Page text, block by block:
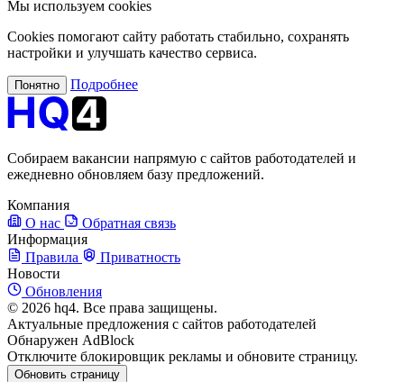
Мы используем cookies
Cookies помогают сайту работать стабильно, сохранять
настройки и улучшать качество сервиса.
Понятно Подробнее
Собираем вакансии напрямую с сайтов работодателей и
ежедневно обновляем базу предложений.
Компания
О нас
Обратная связь
Информация
Правила
Приватность
Новости
Обновления
© 2026 hq4. Все права защищены.
Актуальные предложения с сайтов работодателей
Обнаружен AdBlock
Отключите блокировщик рекламы и обновите страницу.
Обновить страницу